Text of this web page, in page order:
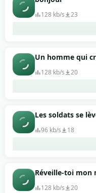
128 kb/s 23
Un homme qui
128 kb/s 20
Les soldats se
96 kb/s 18
Réveille-toi mon
128 kb/s 20